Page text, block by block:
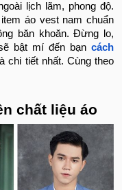
lịch lãm, phong độ.
áo vest nam chuẩn
băn khoăn. Đừng lo,
bật mí đến bạncách
chi tiết nhất. Cùng theo
chất liệu áo